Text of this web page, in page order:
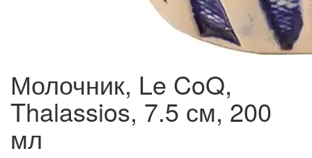
Молочник, Le CoQ,
Thalassios, 7.5 см, 200
мл